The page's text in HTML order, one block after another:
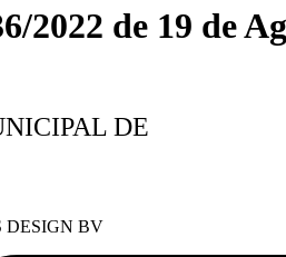
2022 de 19 de
DE
DESIGN BV